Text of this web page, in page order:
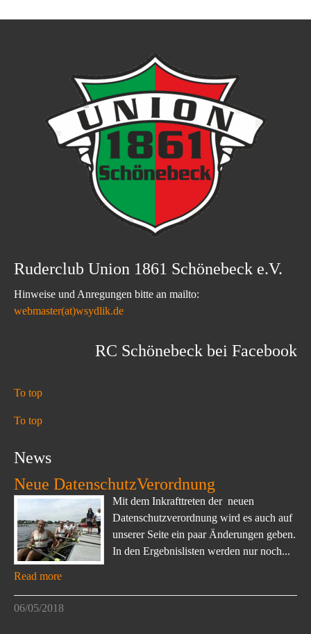
Ruderclub Union 1861 Schönebeck e.V.
Hinweise und Anregungen bitte an mailto:
webmaster(at)wsydlik.de
RC Schönebeck bei Facebook
To top
To top
News
Neue DatenschutzVerordnung
Mit dem Inkrafttreten der neuen
Datenschutzverordnung wird es auch auf
unserer Seite ein paar Änderungen geben.
In den Ergebnislisten werden nur noch...
Read more
06/05/2018